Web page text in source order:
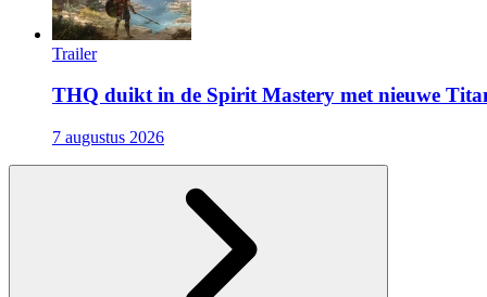
Trailer
THQ duikt in de Spirit Mastery met nieuwe
7 augustus 2026